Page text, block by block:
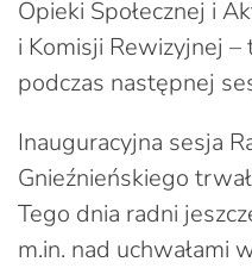
Opieki Społecznej i
i Komisji Rewizyjnej
podczas następnej
Inauguracyjna sesja
Gnieźnieńskiego
Tego dnia radni
m.in. nad uchwałami